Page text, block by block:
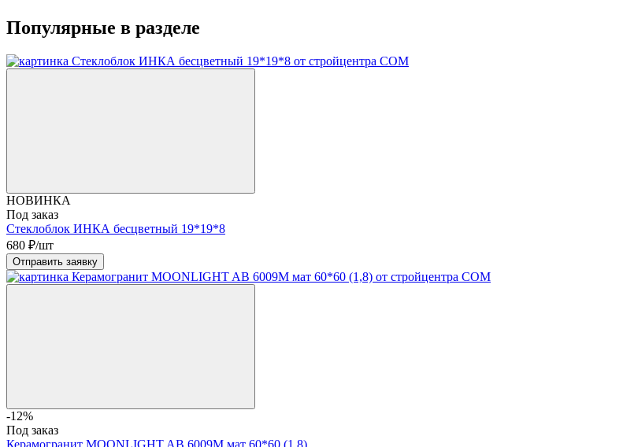
Популярные в разделе
НОВИНКА
Под заказ
Стеклоблок ИНКА бесцветный 19*19*8
680 ₽/шт
Отправить заявку
-12%
Под заказ